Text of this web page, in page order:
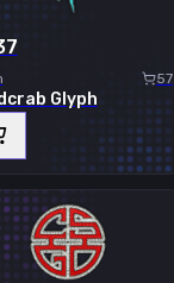
57
Glyph